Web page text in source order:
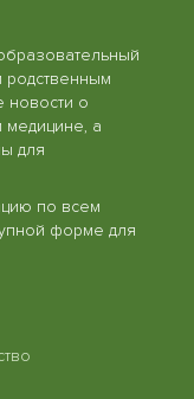
родственным
новости о
медицине, а
для
по всем
форме для